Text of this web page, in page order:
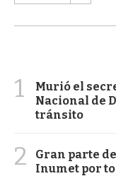
1
Murió el
Nacional de
tránsito
2
Gran parte
Inumet por